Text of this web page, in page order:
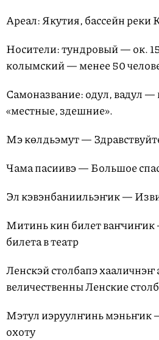
Ареал: Якутия, бассейн реки
Носители: тундровый — ок.
колымский — менее 50
Самоназвание: одул, вадул
«местные, здешние».
Мэ көлдьэмут —
Чама пасиивэ — Большое
Эл кэвэнбаниильэҥик —
Митинь кин билет
билета в театр
Ленскэй столбапэ
величественны Ленские
Мэтул иэруулҥинь мэньҥик
охоту